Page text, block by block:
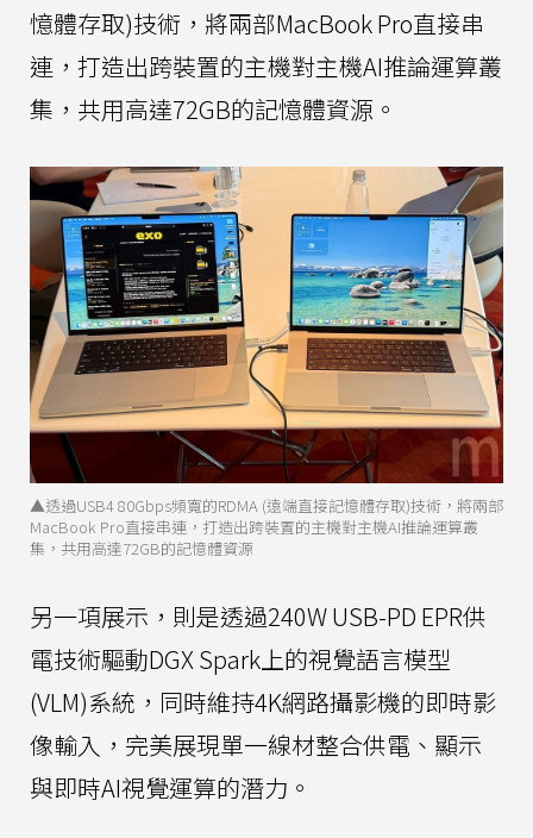
憶體存取)技術，將兩部MacBook Pro直接串
連，打造出跨裝置的主機對主機AI推論運算叢
集，共用高達72GB的記憶體資源。
▲透過USB4 80Gbps頻寬的RDMA (遠端直接記憶體存取)技術，將兩部
MacBook Pro直接串連，打造出跨裝置的主機對主機AI推論運算叢
集，共用高達72GB的記憶體資源
另一項展示，則是透過240W USB-PD EPR供
電技術驅動DGX Spark上的視覺語言模型
(VLM)系統，同時維持4K網路攝影機的即時影
像輸入，完美展現單一線材整合供電、顯示
與即時AI視覺運算的潛力。